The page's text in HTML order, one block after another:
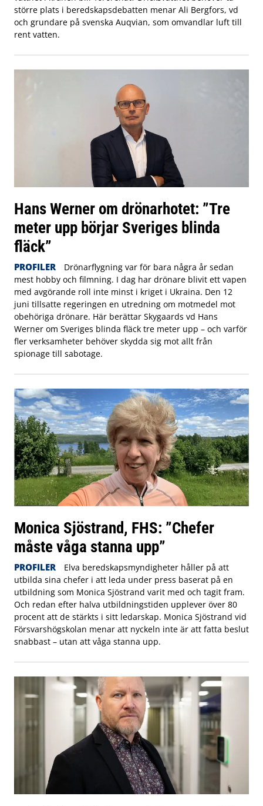
större plats i beredskapsdebatten menar Ali Bergfors, vd
och grundare på svenska Auqvian, som omvandlar luft till
rent vatten.
Hans Werner om drönarhotet: ”Tre
meter upp börjar Sveriges blinda
fläck”
PROFILER
Drönarflygning var för bara några år sedan
mest hobby och filmning. I dag har drönare blivit ett vapen
med avgörande roll inte minst i kriget i Ukraina. Den 12
juni tillsatte regeringen en utredning om motmedel mot
obehöriga drönare. Här berättar Skygaards vd Hans
Werner om Sveriges blinda fläck tre meter upp – och varför
fler verksamheter behöver skydda sig mot allt från
spionage till sabotage.
Monica Sjöstrand, FHS: ”Chefer
måste våga stanna upp”
PROFILER
Elva beredskapsmyndigheter håller på att
utbilda sina chefer i att leda under press baserat på en
utbildning som Monica Sjöstrand varit med och tagit fram.
Och redan efter halva utbildningstiden upplever över 80
procent att de stärkts i sitt ledarskap. Monica Sjöstrand vid
Försvarshögskolan menar att nyckeln inte är att fatta beslut
snabbast – utan att våga stanna upp.